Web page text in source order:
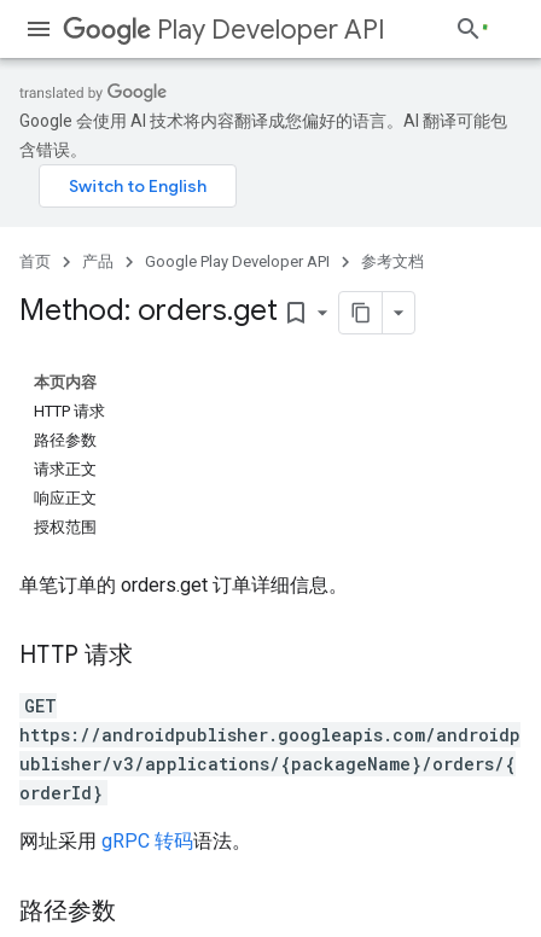
Play Developer API
Google 会使用 AI 技术将内容翻译成您偏好的语言。AI 翻译可能包
含错误。
首页 产品 Google Play Developer API 参考文档
Method: orders.get bookmark_border
本页内容
HTTP 请求
路径参数
请求正文
响应正文
授权范围
单笔订单的 orders.get 订单详细信息。
HTTP 请求
GET
https://androidpublisher.googleapis.com/androidp
ublisher/v3/applications/{packageName}/orders/{
orderId}
网址采用 gRPC 转码语法。
路径参数